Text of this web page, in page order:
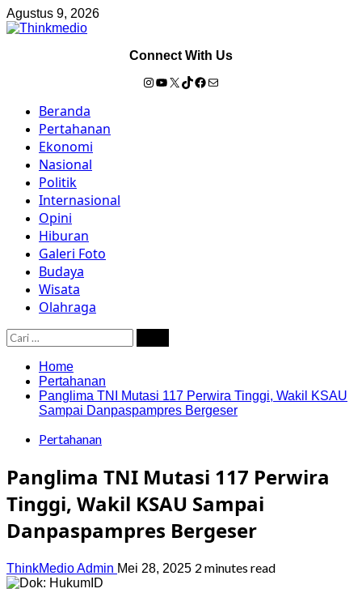
Skip
to
Agustus 9, 2026
Connect With Us
Instagram
YouTube
X TikTok
Facebook
Mail
PrimaryBeranda
Pertahanan
Ekonomi
Nasional
Politik
Internasional
Opini
Hiburan
Galeri Foto
Budaya
Wisata
Olahraga
Cari
untuk:
Home
Pertahanan
Panglima TNI Mutasi 117 Perwira Tinggi, Wakil KSAU
Sampai Danpaspampres Bergeser
Pertahanan
Panglima TNI Mutasi 117 Perwira
Tinggi, Wakil KSAU Sampai
Danpaspampres Bergeser
ThinkMedio Admin Mei 28, 2025 2 minutes read